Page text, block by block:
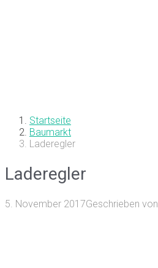
Startseite
Baumarkt
Laderegler
Laderegler
5. November 2017Geschrieben von